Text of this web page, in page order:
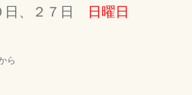
日、２７日 日曜日
ら